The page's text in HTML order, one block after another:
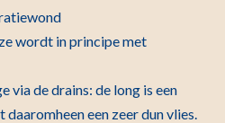
wordt in principe met
via de drains: de long is een
een zeer dun vlies.